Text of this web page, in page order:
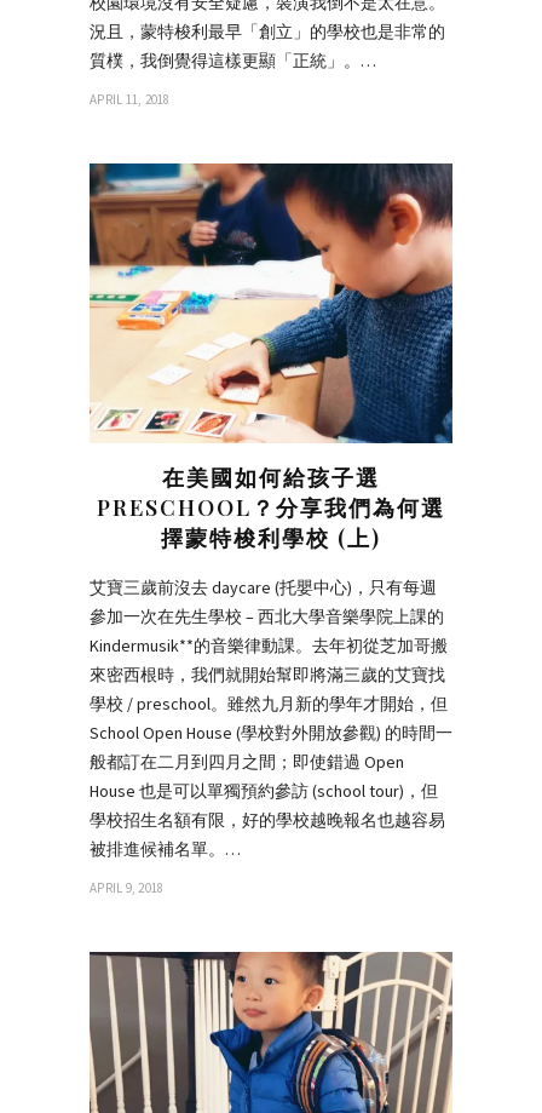
況且，蒙特梭利最早「創立」的學校也是非常的
質樸，我倒覺得這樣更顯「正統」。…
APRIL 11, 2018
在美國如何給孩子選
PRESCHOOL？分享我們為何選
擇蒙特梭利學校 (上)
艾寶三歲前沒去 daycare (托嬰中心)，只有每週
參加一次在先生學校 – 西北大學音樂學院上課的
Kindermusik**的音樂律動課。去年初從芝加哥搬
來密西根時，我們就開始幫即將滿三歲的艾寶找
學校 / preschool。雖然九月新的學年才開始，但
School Open House (學校對外開放參觀) 的時間一
般都訂在二月到四月之間；即使錯過 Open
House 也是可以單獨預約參訪 (school tour)，但
學校招生名額有限，好的學校越晚報名也越容易
被排進候補名單。…
APRIL 9, 2018